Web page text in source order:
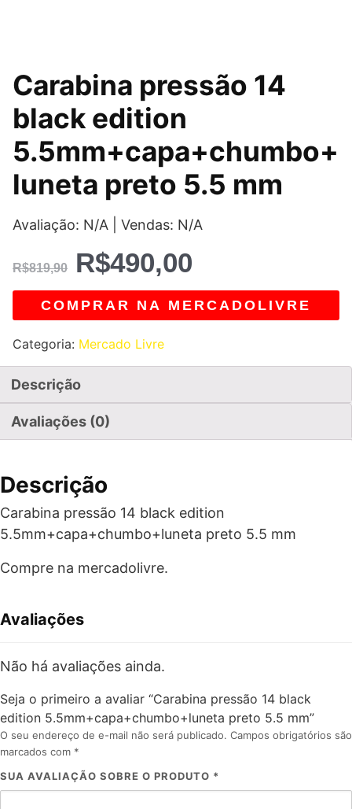
Carabina pressão 14
black edition
5.5mm+capa+chumbo+
luneta preto 5.5 mm
Avaliação: N/A | Vendas: N/A
R$819,90
O
preço
original
era:
R$819,90.
R$490,00
O
atual
é:
R$490,00.
COMPRAR NA MERCADOLIVRE
Categoria: Mercado Livre
Descrição
Avaliações (0)
Descrição
Carabina pressão 14 black edition
5.5mm+capa+chumbo+luneta preto 5.5 mm
Compre na mercadolivre.
Avaliações
Não há avaliações ainda.
Seja o primeiro a avaliar “Carabina pressão 14 black
edition 5.5mm+capa+chumbo+luneta preto 5.5 mm”
O seu endereço de e-mail não será publicado. Campos obrigatórios são
marcados com *
SUA AVALIAÇÃO SOBRE O PRODUTO *